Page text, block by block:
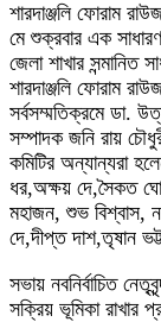
শারদাঞ্জলি ফোরাম
মে শুক্রবার এক
জেলা শাখার সন্মানিত
শারদাঞ্জলি ফোরাম
সর্বসম্মতিক্রমে ডা.
সম্পাদক জনি রায়
কমিটির অন্যান্যরা
ধর,অক্ষয় দে,সৈকত
মহাজন, শুভ বিশ্বাস,
দে,দীপ্ত দাশ,তৃষান
সভায় নবনির্বাচিত
সক্রিয় ভূমিকা রাখার